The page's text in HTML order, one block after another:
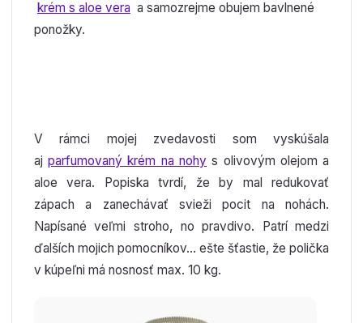
krém s aloe vera a samozrejme obujem bavlnené
ponožky.
V rámci mojej zvedavosti som vyskúšala
ajparfumovaný krém na nohy s olivovým olejom a
aloe vera. Popiska tvrdí, že by mal redukovať
zápach a zanechávať svieži pocit na nohách.
Napísané veľmi stroho, no pravdivo. Patrí medzi
ďalších mojich pomocníkov... ešte šťastie, že polička
v kúpeľni má nosnosť max. 10 kg.